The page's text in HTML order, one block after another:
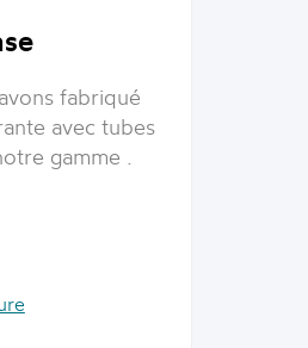
fabriqué
avec tubes
gamme .